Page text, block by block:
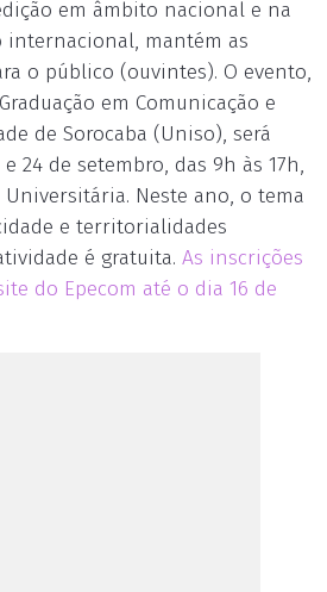
em âmbito nacional e na
internacional, mantém as
o público (ouvintes). O evento,
em Comunicação e
de Sorocaba (Uniso), será
24 de setembro, das 9h às 17h,
Universitária. Neste ano, o tema
e territorialidades
é gratuita. As inscrições
do Epecom até o dia 16 de